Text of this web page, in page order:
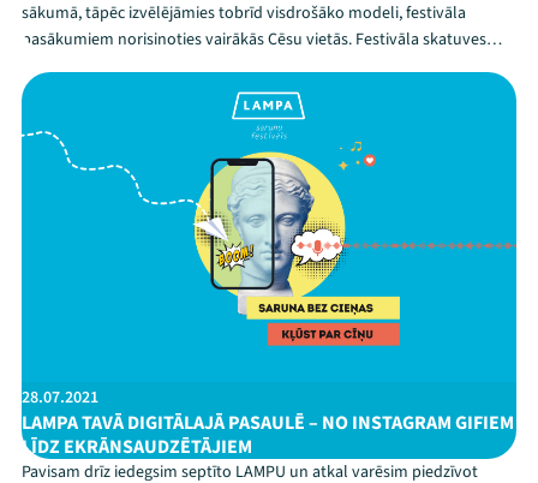
sākumā, tāpēc izvēlējāmies tobrīd visdrošāko modeli, festivāla
pasākumiem norisinoties vairākās Cēsu vietās. Festivāla skatuves
atradīsies Rožu laukumā, Maija parkā, Vienības laukumā, Ruckas
parkā, Cēsu radošajā un digitālajā kvartālā u...
28.07.2021
LAMPA TAVĀ DIGITĀLAJĀ PASAULĒ – NO INSTAGRAM GIFIEM
LĪDZ EKRĀNSAUDZĒTĀJIEM
Pavisam drīz iedegsim septīto LAMPU un atkal varēsim piedzīvot